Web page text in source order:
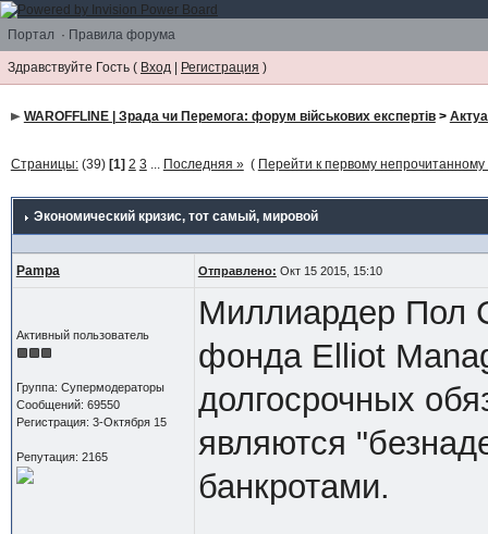
Портал · Правила форума
Здравствуйте Гость ( Вход | Регистрация )
WAROFFLINE | Зрада чи Перемога: форум військових експертів>
Страницы:(39) [1] 2 3 ... Последняя » ( Перейти к первому
Экономический кризис, тот самый, мировой
Pampa Отправлено: Окт 15 2015, 15:10
Активный пользователь
Группа: Супермодераторы
Сообщений: 69550
Регистрация: 3-Октября 15
Репутация: 2165
Миллиардер Пол
фонда Elliot
долгосрочных
являются
банкротами.